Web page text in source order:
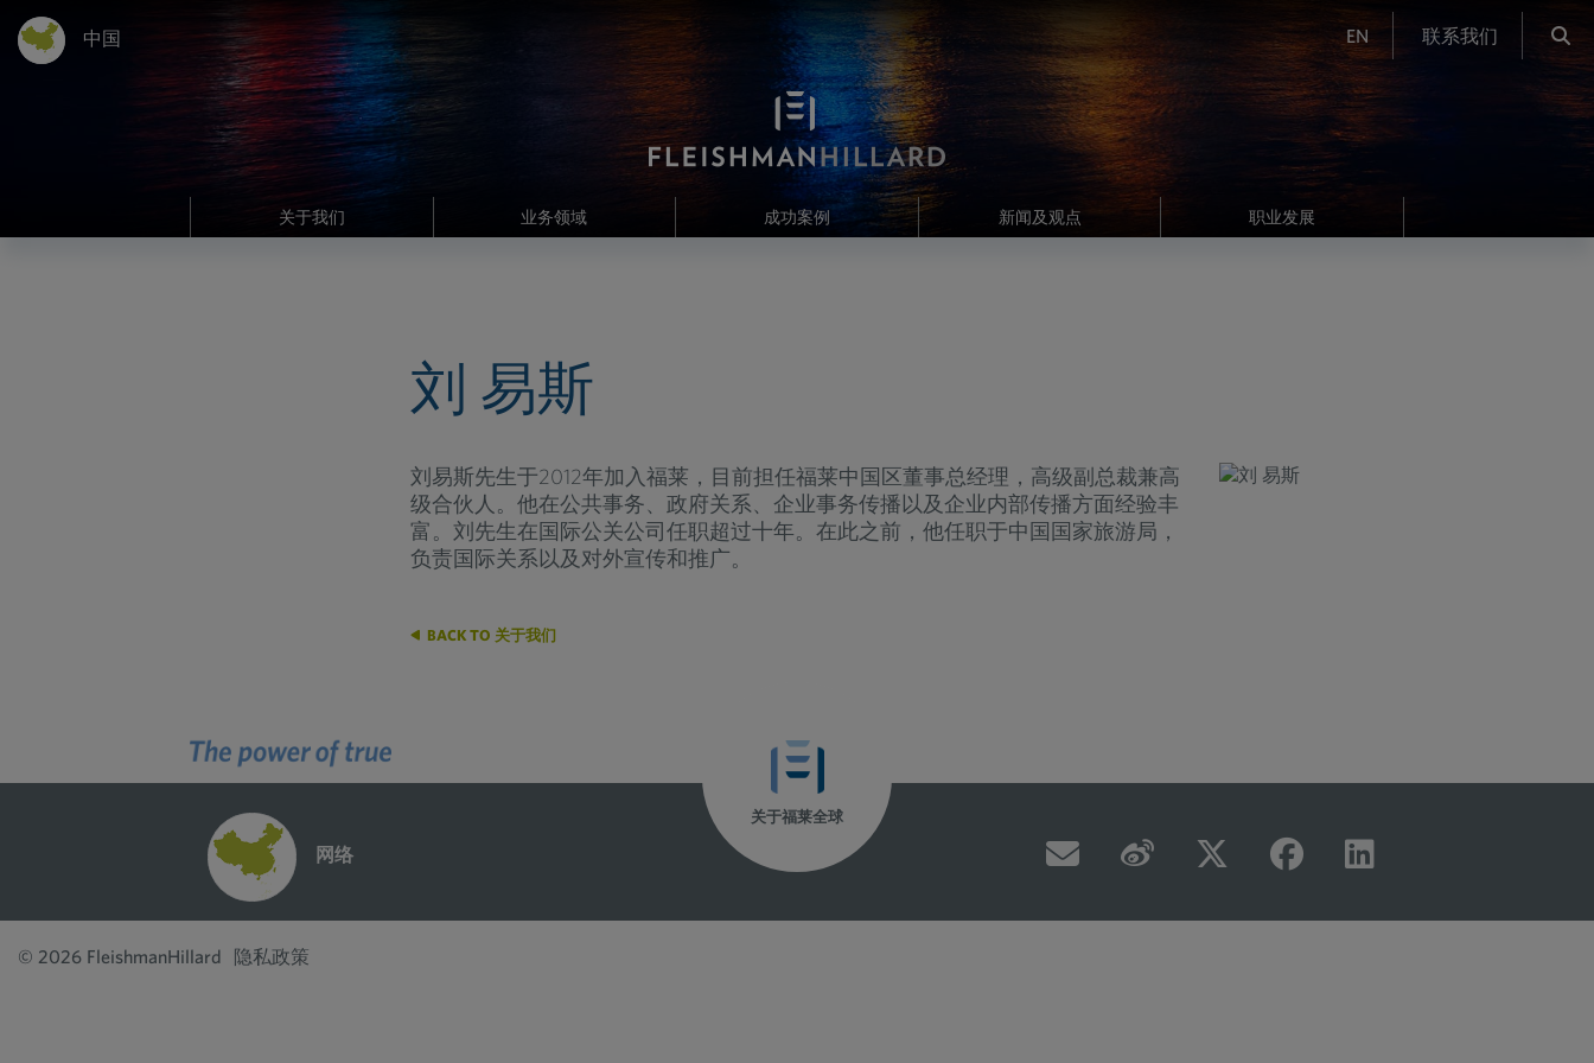
中国 EN 联系我们
关于我们 业务领域 成功案例 新闻及观点 职业发展
刘 易斯
刘易斯先生于2012年加入福莱，目前担任福莱中国区董事总经理，高级副总裁兼高
级合伙人。他在公共事务、政府关系、企业事务传播以及企业内部传播方面经验丰
富。刘先生在国际公关公司任职超过十年。在此之前，他任职于中国国家旅游局，
负责国际关系以及对外宣传和推广。
BACK TO 关于我们
关于福莱全球
网络
© 2026 FleishmanHillard 隐私政策